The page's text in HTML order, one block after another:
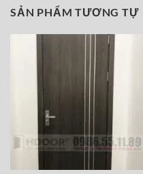
SẢN PHẨM TƯƠNG TỰ